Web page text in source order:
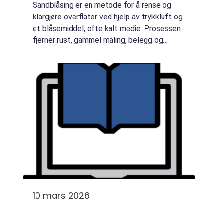
Sandblåsing er en metode for å rense og
klargjøre overflater ved hjelp av trykkluft og
et blåsemiddel, ofte kalt medie. Prosessen
fjerner rust, gammel maling, belegg og
er ideell for videre behandling, s...
10 mars 2026